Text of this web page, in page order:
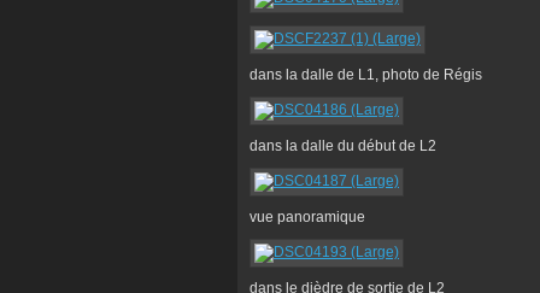
dans la dalle de L1, photo de Régis
dans la dalle du début de L2
vue panoramique
dans le dièdre de sortie de L2